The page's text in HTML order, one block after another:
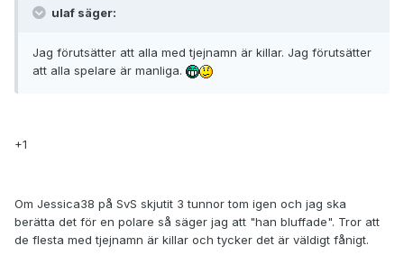
ulaf säger:
Jag förutsätter att alla med tjejnamn är killar. Jag förutsätter
att alla spelare är manliga.
+1
Om Jessica38 på SvS skjutit 3 tunnor tom igen och jag ska
berätta det för en polare så säger jag att "han bluffade". Tror att
de flesta med tjejnamn är killar och tycker det är väldigt fånigt.